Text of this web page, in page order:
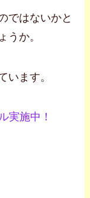
ではないかと
うか。
います。
実施中！